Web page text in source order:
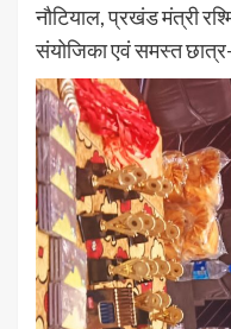
नौटियाल, प्रखंड मंत्री
संयोजिका एवं समस्त